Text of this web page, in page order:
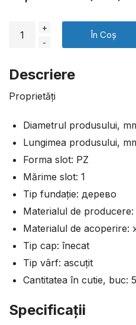
+
-
În Coș
Descriere
Proprietăți
Diametrul produsului,
Lungimea produsului,
Forma slot: PZ
Mărime slot: 1
Tip fundație: дерево
Materialul de
Materialul de acoperire:
Tip cap: înecat
Tip vârf: ascuțit
Cantitatea în cutie, buc:
Specificaţii